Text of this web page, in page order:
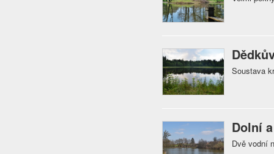
Soustava
Dolní
Dvě vodní